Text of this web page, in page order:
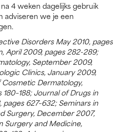
4 weken dagelijks gebruik
adviseren we je een
Disorders May 2010, pages
April 2009, pages 282-289;
September 2009,
Clinics, January 2009,
Dermatology,
Journal of Drugs in
627–632; Seminars in
Surgery, December 2007,
Surgery and Medicine,